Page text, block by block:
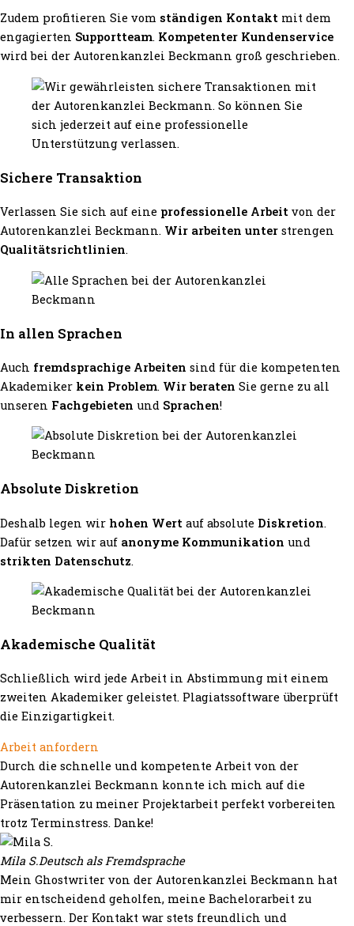
Zudem profitieren Sie vom ständigen Kontakt mit dem
engagierten Supportteam. Kompetenter Kundenservice
wird bei der Autorenkanzlei Beckmann groß geschrieben.
Sichere Transaktion
Verlassen Sie sich auf eine professionelle Arbeit von der
Autorenkanzlei Beckmann. Wir arbeiten unter strengen
Qualitätsrichtlinien.
In allen Sprachen
Auch fremdsprachige Arbeiten sind für die kompetenten
Akademiker kein Problem. Wir beraten Sie gerne zu all
unseren Fachgebieten und Sprachen!
Absolute Diskretion
Deshalb legen wir hohen Wert auf absolute Diskretion.
Dafür setzen wir auf anonyme Kommunikation und
strikten Datenschutz.
Akademische Qualität
Schließlich wird jede Arbeit in Abstimmung mit einem
zweiten Akademiker geleistet. Plagiatssoftware überprüft
die Einzigartigkeit.
Arbeit anfordern
Durch die schnelle und kompetente Arbeit von der
Autorenkanzlei Beckmann konnte ich mich auf die
Präsentation zu meiner Projektarbeit perfekt vorbereiten
trotz Terminstress. Danke!
Mila S.Deutsch als Fremdsprache
Mein Ghostwriter von der Autorenkanzlei Beckmann hat
mir entscheidend geholfen, meine Bachelorarbeit zu
verbessern. Der Kontakt war stets freundlich und